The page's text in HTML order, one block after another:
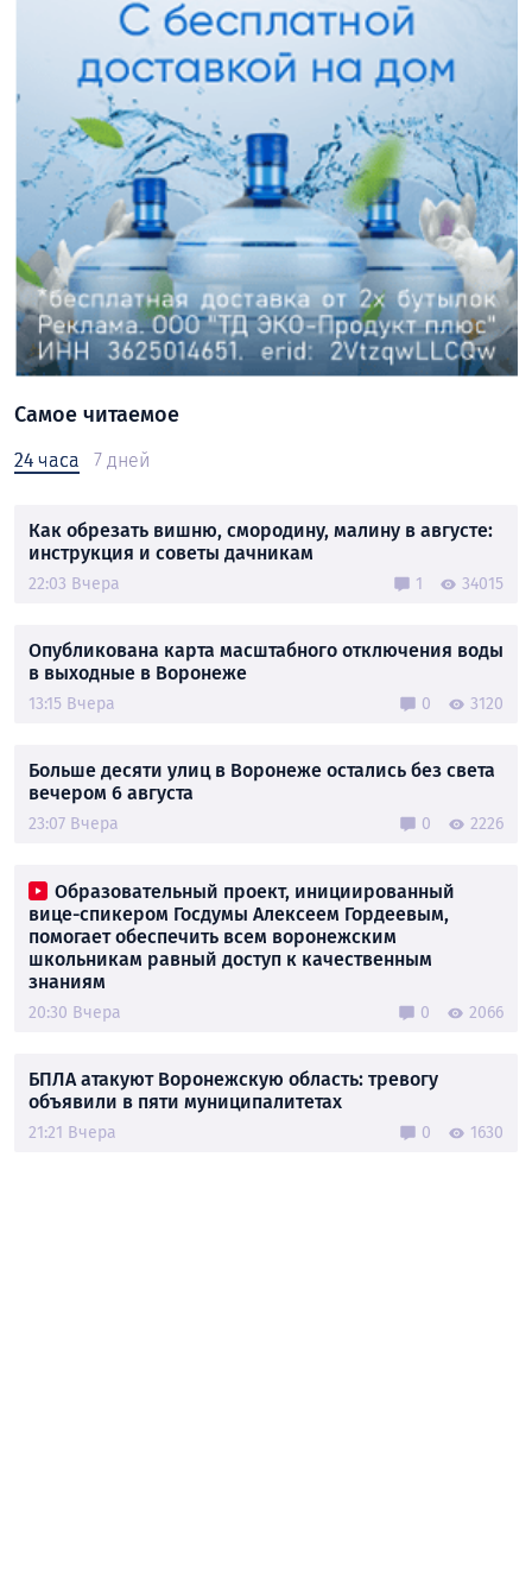
Самое читаемое
24 часа 7 дней
Как обрезать вишню, смородину, малину в августе:
инструкция и советы дачникам
22:03 Вчера 1 34015
Опубликована карта масштабного отключения воды
в выходные в Воронеже
13:15 Вчера 0 3120
Больше десяти улиц в Воронеже остались без света
вечером 6 августа
23:07 Вчера 0 2226
Образовательный проект, инициированный
вице-спикером Госдумы Алексеем Гордеевым,
помогает обеспечить всем воронежским
школьникам равный доступ к качественным
знаниям
20:30 Вчера 0 2066
БПЛА атакуют Воронежскую область: тревогу
объявили в пяти муниципалитетах
21:21 Вчера 0 1630